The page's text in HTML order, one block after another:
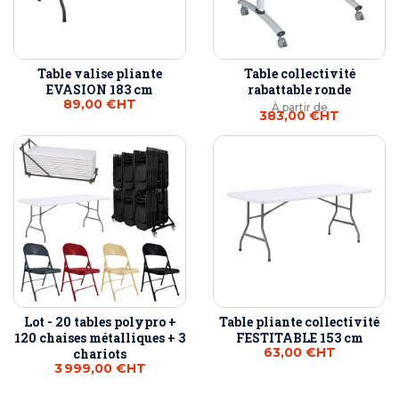
Table valise pliante
EVASION 183 cm
89,00 €HT
Table collectivité
rabattable ronde
À partir de
383,00 €HT
Lot - 20 tables polypro +
120 chaises métalliques + 3
chariots
3 999,00 €HT
Table pliante collectivité
FESTITABLE 153 cm
63,00 €HT